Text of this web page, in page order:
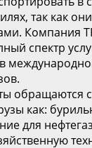
так как
Компания
спектр
обращаются
как:
для